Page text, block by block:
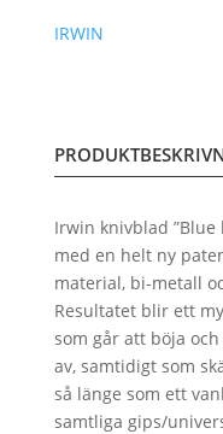
IRWIN
Irwin knivblad
med en helt ny
material, bi-metall
Resultatet blir ett
som går att böja
av, samtidigt som
så länge som ett
samtliga gips/